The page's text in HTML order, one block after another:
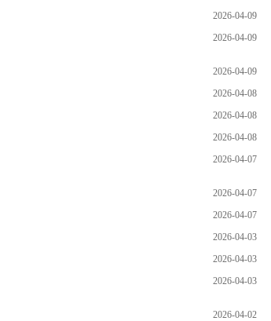
2026-04-09
2026-04-09
2026-04-09
2026-04-08
2026-04-08
2026-04-08
2026-04-07
2026-04-07
2026-04-07
2026-04-03
2026-04-03
2026-04-03
2026-04-02